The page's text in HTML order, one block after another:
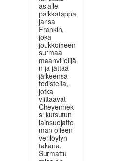
asialle
palkkatappa
jansa
Frankin,
joka
joukkoineen
surmaa
maanviljelijä
n ja jättää
jälkeensä
todisteita,
jotka
viittaavat
Cheyennek
si kutsutun
lainsuojatto
man olleen
verilöylyn
takana.
Surmattu